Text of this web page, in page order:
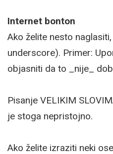
Internet bonton
Ako želite nesto
underscore). Primer:
objasniti da to _nije_
Pisanje VELIKIM
je stoga nepristojno.
Ako želite izraziti neki